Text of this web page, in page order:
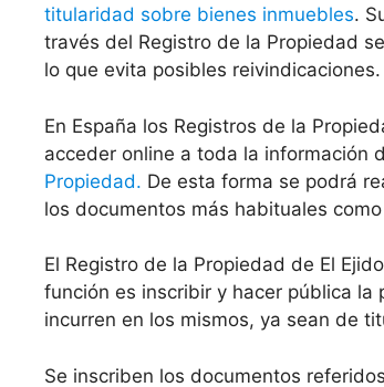
titularidad sobre bienes inmuebles.
través del Registro de la Propiedad
lo que evita posibles reivindicaciones.
En España los Registros de la
acceder online a toda la información
Propiedad. De esta forma se podrá
los documentos más habituales
El Registro de la Propiedad de El
función es inscribir y hacer pública
incurren en los mismos, ya sean de
Se inscriben los documentos